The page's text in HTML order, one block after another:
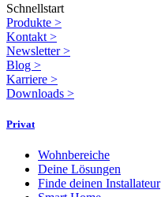
Schnellstart
Produkte >
Kontakt >
Newsletter>
Blog >
Karriere >
Downloads >
Privat
Wohnbereiche
Deine Lösungen
Finde deinen Installateur